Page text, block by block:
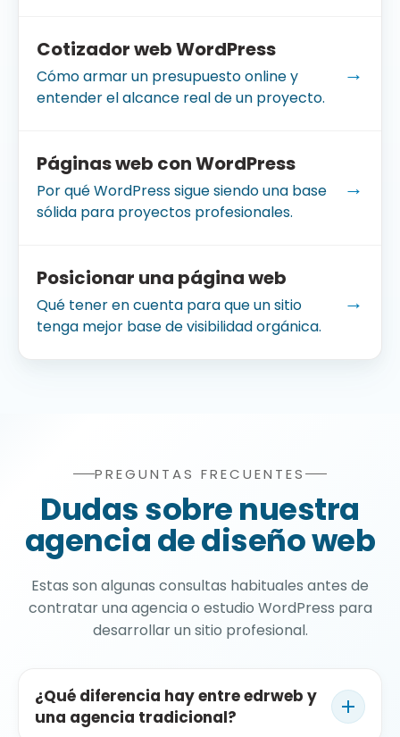
Cotizador web WordPress
Cómo armar un presupuesto online y
entender el alcance real de un proyecto.
→
Páginas web con WordPress
Por qué WordPress sigue siendo una base
sólida para proyectos profesionales.
→
Posicionar una página web
Qué tener en cuenta para que un sitio
tenga mejor base de visibilidad orgánica.
→
Preguntas frecuentes
PREGUNTAS FRECUENTES
Dudas sobre nuestra
agencia de diseño web
Estas son algunas consultas habituales antes de
contratar una agencia o estudio WordPress para
desarrollar un sitio profesional.
¿Qué diferencia hay entre edrweb y
una agencia tradicional?